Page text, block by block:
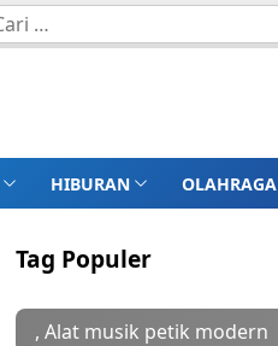
HIBURAN OLAHRAGA
Tag Populer
, Alat musik petik modern